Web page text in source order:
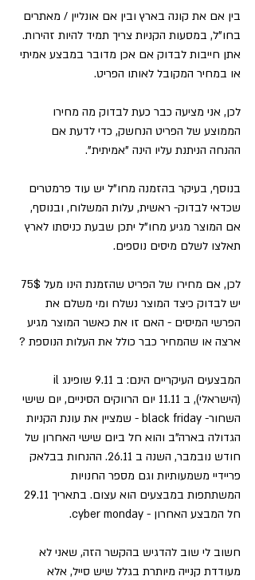
בין אם את קונה בארץ ובין אם אונליין / מאתרים
בחו"ל, במסעות הקניות צריך תמיד להיות זהירות.
אתן חייבות לבדוק אם אכן מדובר במבצע אמיתי
או במחיר המקובל לאותו הפריט.
לכן, אני מציעה כבר כעת לבדוק מה מחירו
הממוצע של הפריט הנחשק, כדי לדעת אם
ההנחה הניתנת עליו הינה "אמיתית".
בנוסף, בעיקר בהזמנה מחו"ל יש עוד פרמטרים
שכדאי לבדוק- ראשית, עלות המשלוח, ובנוסף,
אם המוצר מגיע מחו"ל יתכן שבעת כניסתו לארץ
תאלצו לשלם מיסים נוספים.
יש לבדוק כיצד המוצר נשלח ומי משלם את
הפרשי המיסים - האם זו את כאשר המוצר מגיע
ארצה או שהמחיר כבר כולל את העלות הנוספת ?
(הישראלי), ב 11.11 יום הרווקים הסיניים, יום שישי
השחור- black friday - שמציין את עונת הקניות
הגדולה בארה"ב והוא חל ביום שישי האחרון של
חודש נובמבר, השנה ב 26.11. ההנחות בבלאק
פריידיי משמעותיות וגם מספר החנויות
חל המבצע האחרון - cyber monday.
חשוב לי שוב להדגיש בהקשר הזה, שאני לא
מעודדת קנייה מיותרת בגלל שיש סייל, אלא